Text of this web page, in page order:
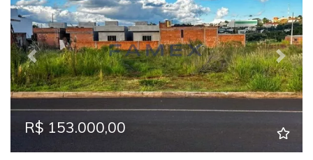
Previous Next
R$ 153.000,00